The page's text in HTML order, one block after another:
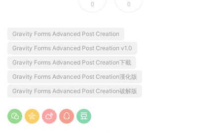
0 0
Gravity Forms Advanced Post Creation
Gravity Forms Advanced Post Creation v1.0
Gravity Forms Advanced Post Creation下載
Gravity Forms Advanced Post Creation漢化版
Gravity Forms Advanced Post Creation破解版